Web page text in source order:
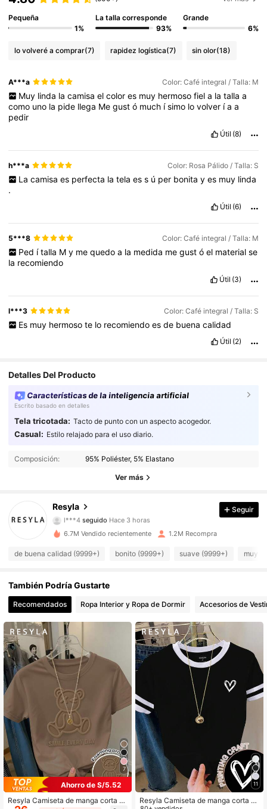
Pequeña
1%
La talla corresponde
93%
Grande
6%
lo volveré a comprar(7) rapidez logística(7) sin olor(18)
A***a Color: Café integral / Talla: M
Muy linda la camisa el color es muy hermoso fiel a la talla a
como uno la pide llega Megustó much ísimo lovolver íaa
pedir
Útil (8)
h***a Color: Rosa Pálido / Talla: S
La camisa es perfecta la tela es s ú per bonita y es muy linda
.
Útil (6)
5***8 Color: Café integral / Talla: M
Ped ítalla M y me quedo a la medida me gust ó el material se
la recomiendo
Útil (3)
l***3 Color: Café integral / Talla: S
Es muy hermoso te lo recomiendo es de buena calidad
Útil (2)
Detalles Del Producto
Características de la inteligencia artificial
Escrito basado en detalles
Tela tricotada: Tacto de punto con un aspecto acogedor.
Casual: Estilo relajado para el uso diario.
Composición: 95% Poliéster, 5% Elastano
Ver más
Resyla
460K Seguidores
4.73
l***4 seguido Hace 3 horas
4.73 460K Seguidores
4.73 460K Seguidores
4.73 460K Seguidores
4.73 460K Seguidores
4.73 460K Seguidores
4.73 460K Seguidores
4.73 460K Seguidores
Seguir
6.7M Vendido recientemente 1.2M Recompra
de buena calidad (9999+) bonito (9999+) suave (9999+) muy
También Podría Gustarte
Recomendados Ropa Interior y Ropa de Dormir Accesorios de
7
Ahorro de S/5.52
Resyla Camiseta de manga corta c
11
Resyla Camiseta de manga corta c